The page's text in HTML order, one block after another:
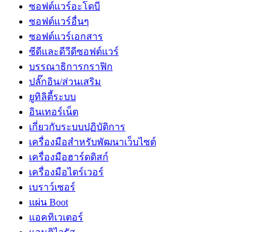
ซอฟต์แวร์อะโดบี
ซอฟต์แวร์อื่นๆ
ซอฟต์แวร์เอกสาร
ซีดีและดีวีดีซอฟต์แวร์
บรรณาธิการกราฟิก
ปลั๊กอิน/ส่วนเสริม
ยูทิลิตี้ระบบ
อินเทอร์เน็ต
เกี่ยวกับระบบปฏิบัติการ
เครื่องมือสำหรับพัฒนาเว็บไซต์
เครื่องมือฮาร์ดดิสก์
เครื่องมือไดร์เวอร์
เบราว์เซอร์
แผ่น Boot
แอคทิเวเตอร์